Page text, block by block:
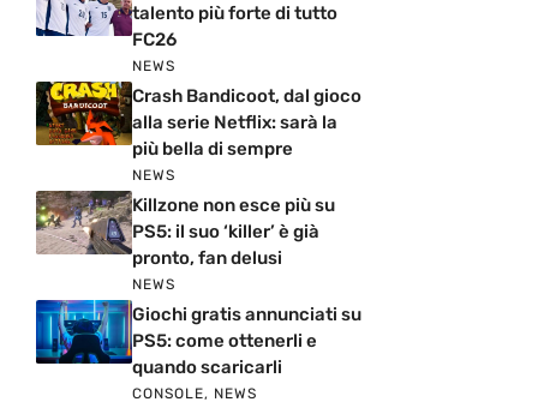
talento più forte di tutto
FC26
NEWS
Crash Bandicoot, dal gioco
alla serie Netflix: sarà la
più bella di sempre
NEWS
Killzone non esce più su
PS5: il suo ‘killer’ è già
pronto, fan delusi
NEWS
Giochi gratis annunciati su
PS5: come ottenerli e
quando scaricarli
CONSOLE, NEWS